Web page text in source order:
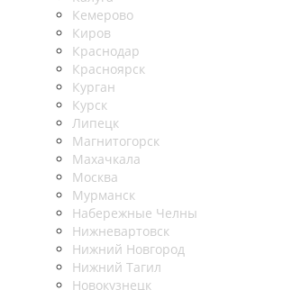
Кемерово
Киров
Краснодар
Красноярск
Курган
Курск
Липецк
Магнитогорск
Махачкала
Москва
Мурманск
Набережные Челны
Нижневартовск
Нижний Новгород
Нижний Тагил
Новокузнецк